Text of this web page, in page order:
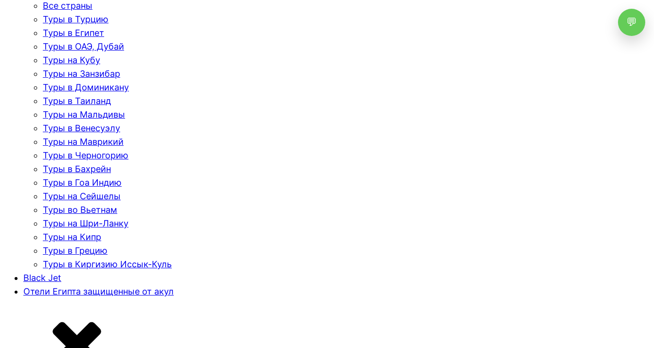
Все страны
Туры в Турцию
Туры в Египет
Туры в ОАЭ, Дубай
Туры на Кубу
Туры на Занзибар
Туры в Доминикану
Туры в Таиланд
Туры на Мальдивы
Туры в Венесуэлу
Туры на Маврикий
Туры в Черногорию
Туры в Бахрейн
Туры в Гоа Индию
Туры на Сейшелы
Туры во Вьетнам
Туры на Шри-Ланку
Туры на Кипр
Туры в Грецию
Туры в Киргизию Иссык-Куль
Black Jet
Отели Египта защищенные от акул